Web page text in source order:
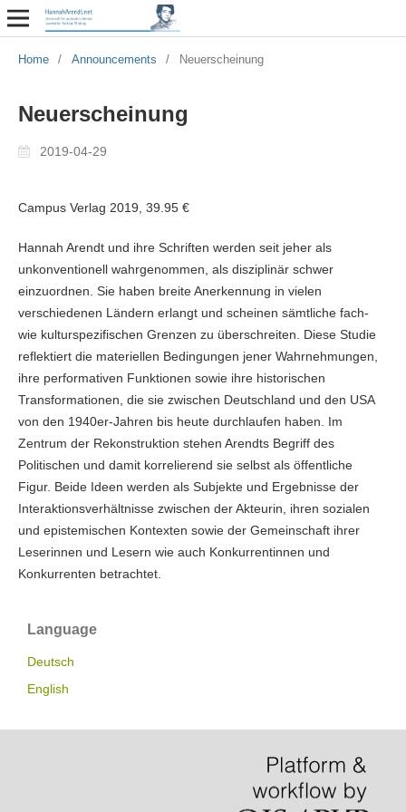
Home / Announcements / Neuerscheinung
Neuerscheinung
2019-04-29
Campus Verlag 2019, 39.95 €
Hannah Arendt und ihre Schriften werden seit jeher als
unkonventionell wahrgenommen, als disziplinär schwer
einzuordnen. Sie haben breite Anerkennung in vielen
verschiedenen Ländern erlangt und scheinen sämtliche fach-
wie kulturspezifischen Grenzen zu überschreiten. Diese Studie
reflektiert die materiellen Bedingungen jener Wahrnehmungen,
ihre performativen Funktionen sowie ihre historischen
Transformationen, die sie zwischen Deutschland und den USA
von den 1940er-Jahren bis heute durchlaufen haben. Im
Zentrum der Rekonstruktion stehen Arendts Begriff des
Politischen und damit korrelierend sie selbst als öffentliche
Figur. Beide Ideen werden als Subjekte und Ergebnisse der
Interaktionsverhältnisse zwischen der Akteurin, ihren sozialen
und epistemischen Kontexten sowie der Gemeinschaft ihrer
Leserinnen und Lesern wie auch Konkurrentinnen und
Konkurrenten betrachtet.
Language
Deutsch
English